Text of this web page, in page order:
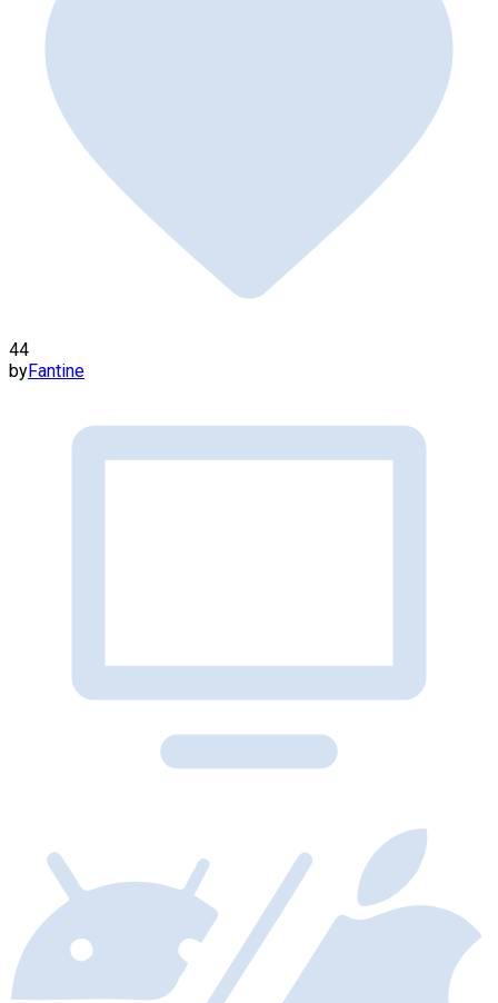
44
byFantine